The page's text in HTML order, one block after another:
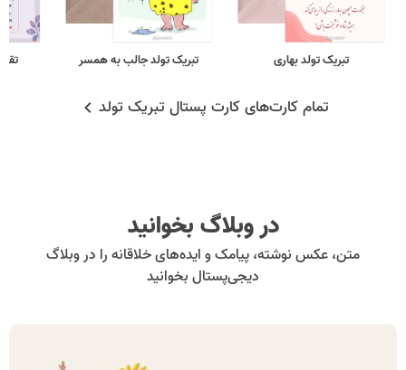
تبریک تولد بهاری تبریک تولد جالب به همسر
تمام کارت‌های کارت پستال تبریک تولد
در وبلاگ بخوانید
متن، عکس نوشته، پیامک و ایده‌های خلاقانه را در وبلاگ
دیجی‌پستال بخوانید